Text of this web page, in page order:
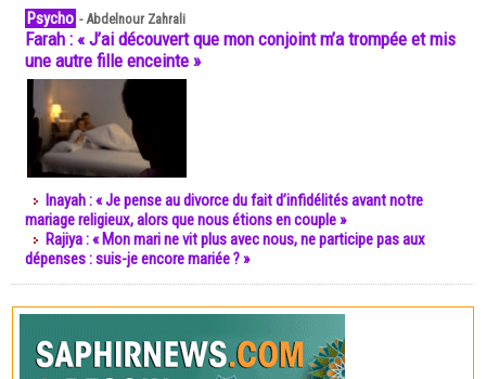
Psycho -Abdelnour Zahrali
Farah : « J’ai découvert que mon conjoint m’a trompée et mis
une autre fille enceinte »
Inayah : « Je pense au divorce du fait d’infidélités avant notre
mariage religieux, alors que nous étions en couple »
Rajiya : « Mon mari ne vit plus avec nous, ne participe pas aux
dépenses : suis-je encore mariée ? »